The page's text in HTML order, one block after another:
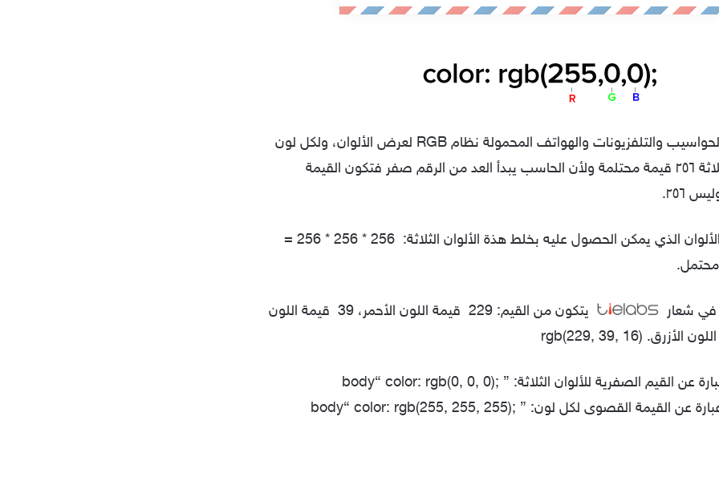
تستخدم شاشات الحواسيب والتلفزيونات والهواتف المحمولة نظام RGB لعرض الألوان، ولكل لون
من هذة الألوان الثلاثة ٢٥٦ قيمة محتلمة ولأن الحاسب يبدأ العد من الرقم صفر فتكون القيمة
لك أن تتخيل عدد الألوان الذي يمكن الحصول عليه بخلط هذة الألوان الثلاثة: 256 * 256 * 256 =
في شعار يتكون من القيم: 229 قيمة اللون الأحمر، 39 قيمة اللون
الأزرق. (rgb(229, 39, 16
عن القيم الصفرية للألوان الثلاثة: { ;(body{ color: rgb(0, 0, 0
عن القيمة القصوى لكل لون: { ;(body{ color: rgb(255, 255, 255